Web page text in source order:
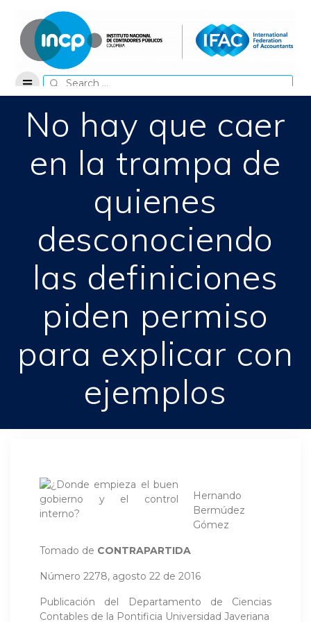
content
Search
for:
No hay que caer
en la trampa de
quienes
desconociendo
las definiciones
piden permiso
para explicar con
ejemplos
Hernando
Bermúdez
Gómez
Tomado de CONTRAPARTIDA
Número 2278, agosto 22 de 2016
Publicación del Departamento de Ciencias
Contables de la Pontificia Universidad Javeriana